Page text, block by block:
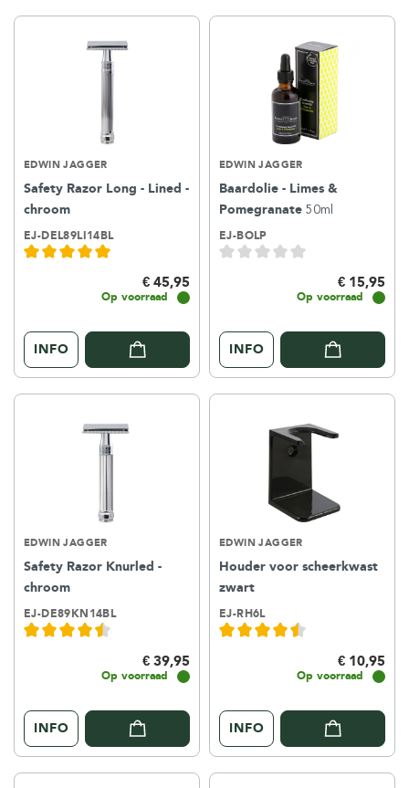
EDWIN JAGGER
Safety Razor Long - Lined -
chroom
EJ-DEL89LI14BL
€ 45,95
Op voorraad
INFO
EDWIN JAGGER
Baardolie - Limes &
Pomegranate 50ml
EJ-BOLP
€ 15,95
Op voorraad
INFO
EDWIN JAGGER
Safety Razor Knurled -
chroom
EJ-DE89KN14BL
€ 39,95
Op voorraad
INFO
EDWIN JAGGER
Houder voor scheerkwast
zwart
EJ-RH6L
€ 10,95
Op voorraad
INFO